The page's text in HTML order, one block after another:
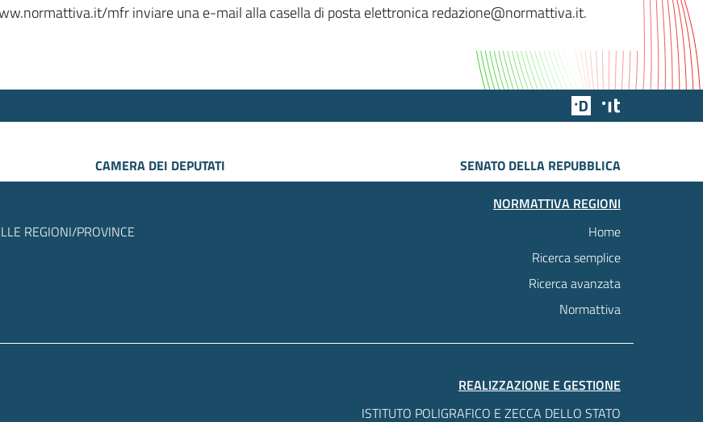
mfr inviare una e-mail alla casella di posta elettronica redazione@normattiva.it.
Team Digitale
CAMERA DEI DEPUTATI
SENATO DELLA REPUBBLICA
REGIONI/PROVINCE
NORMATTIVA REGIONI
Home
Ricerca semplice
Ricerca avanzata
Normattiva
REALIZZAZIONE E GESTIONE
ISTITUTO POLIGRAFICO E ZECCA DELLO STATO